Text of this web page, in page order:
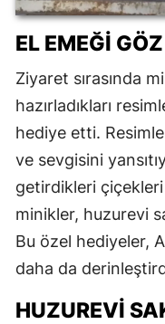
EL EMEĞI
Ziyaret sırasında
hazırladıkları
hediye etti.
ve sevgisini
getirdikleri
minikler, huzurevi
Bu özel hediyeler,
daha da
HUZUREVI